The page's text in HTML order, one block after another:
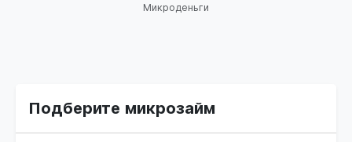
Микроденьги
Подберите микрозайм